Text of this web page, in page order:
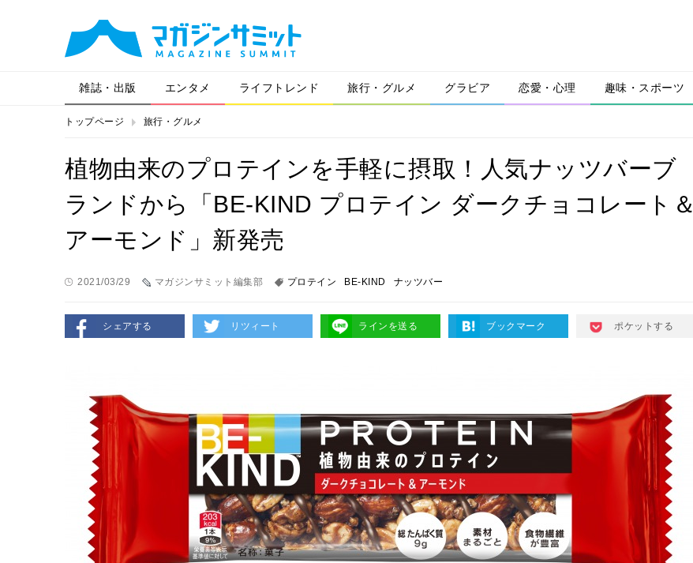
雑誌・出版 エンタメ ライフトレンド 旅行・グルメ グラビア 恋愛・心理 趣味・スポーツ
トップページ 旅行・グルメ
植物由来のプロテインを手軽に摂取！人気ナッツバーブ
ランドから「BE-KIND プロテイン ダークチョコレート＆
アーモンド」新発売
2021/03/29 マガジンサミット編集部 プロテイン BE-KIND ナッツバー
シェアする リツィート ラインを送る ブックマーク ポケットする